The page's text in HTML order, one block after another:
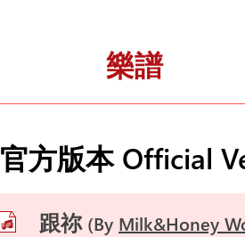
樂譜
官方版本 Official
跟祢 By Milk&Honey